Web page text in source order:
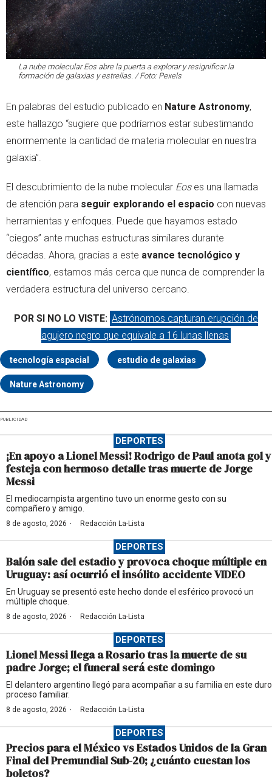
La nube molecularEos abre la puerta a explorar y resignificar la
formación de galaxias y estrellas. / Foto: Pexels
En palabras del estudio publicado en Nature Astronomy,
este hallazgo “sugiere que podríamos estar subestimando
enormemente la cantidad de materia molecular en nuestra
galaxia”.
El descubrimiento de la nube molecular Eoses una llamada
de atención para seguir explorando el espacio con nuevas
herramientas y enfoques. Puede que hayamos estado
“ciegos” ante muchas estructuras similares durante
décadas. Ahora, gracias a este avance tecnológico y
científico, estamos más cerca que nunca de comprender la
verdadera estructura del universo cercano.
POR SI NO LO VISTE: Astrónomos capturan erupción de
agujero negro que equivale a 16 lunas llenas
tecnología espacial estudio de galaxias
Nature Astronomy
PUBLICIDAD
DEPORTES
¡En apoyo a Lionel Messi! Rodrigo de Paul anota gol y
festeja con hermoso detalle tras muerte de Jorge
Messi
El mediocampista argentino tuvo un enorme gesto con su
compañero y amigo.
8 de agosto, 2026 · Redacción La-Lista
DEPORTES
Balón sale del estadio y provoca choque múltiple en
Uruguay: así ocurrió el insólito accidente VIDEO
En Uruguay se presentó este hecho donde el esférico provocó un
múltiple choque.
8 de agosto, 2026 · Redacción La-Lista
DEPORTES
Lionel Messi llega a Rosario tras la muerte de su
padre Jorge; el funeral será este domingo
El delantero argentino llegó para acompañar a su familia en este duro
proceso familiar.
8 de agosto, 2026 · Redacción La-Lista
DEPORTES
Precios para el México vs Estados Unidos de la Gran
Final del Premundial Sub-20; ¿cuánto cuestan los
boletos?